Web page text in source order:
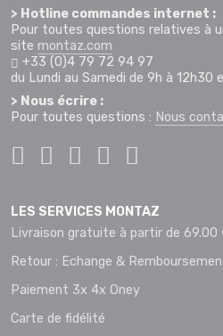
> Hotline commandes internet :
Pour toutes questions relatives à
site montaz.com
+33 (0)4 79 72 94 97
du Lundi au Samedi de 9h à 12h30
> Nous écrire :
Pour toutes questions : Nous
LES SERVICES MONTAZ
Livraison gratuite à partir de 69.00
Retour : Echange &
Paiement 3x 4x Oney
Carte de fidélité